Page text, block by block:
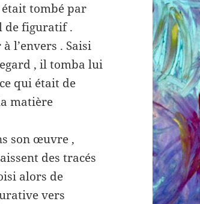
était tombé par
de figuratif .
l’envers . Saisi
, il tomba lui
qui était de
matière
son œuvre ,
des tracés
alors de
vers